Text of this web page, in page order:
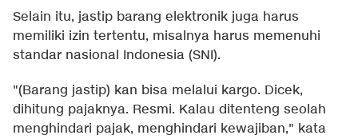
Selain itu, jastip barang elektronik juga harus
memiliki izin tertentu, misalnya harus memenuhi
standar nasional Indonesia (SNI).
"(Barang jastip) kan bisa melalui kargo. Dicek,
dihitung pajaknya. Resmi. Kalau ditenteng seolah
menghindari pajak, menghindari kewajiban," kata